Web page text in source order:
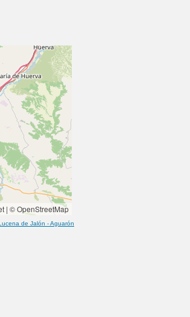
| © OpenStreetMap
de Jalón -Aguarón